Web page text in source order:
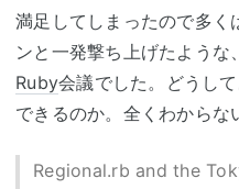
満足してしまったので多く
ンと一発撃ち上げたよう
Ruby会議でした。どうし
できるのか。全くわからな
Regional.rb and the